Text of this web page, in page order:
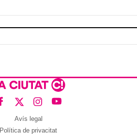
Avís legal
Política de privacitat